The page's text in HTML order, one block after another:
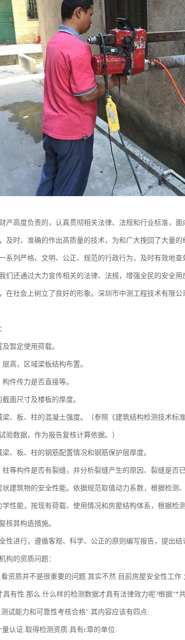
产高度负责的，认真贯彻相关法律、法规和行业标准，
及时、准确的作出高质量的技术，为和广大挽回了大量
系列严格、文明、公正、规范的行政行为，及时有效地
们还通过大力宣传相关的法律、法规，增强全民的安全
在社会上树立了良好的形象。深圳市中测工程技术有限
暂定使用荷载。
高，区域梁板结构布置。
件传力是否直接等。
面尺寸及楼板的厚度。
、板、柱的混凝土强度。（参照《建筑结构检测技术标
验数据，作为报告复核计算依据。）
、板、柱的钢筋配置情况和钢筋保护层厚度。
等构件是否有裂缝，并分析裂缝产生的原因、裂缝是否
建筑物的安全性能。依据规范取值动力系数，根据检测
性能，按现有荷载、使用情况和房屋结构体系，根据检
核其构造措施。
性进行，遵循客观、科学、公正的原则编写报告，提出结
的资质问题：
资质并不是很重要的问题.其实不然.目前房屋安全性工
有性.那么.什么样的检测数据才具有法律效力呢?根据“*
试能力和可靠性考核合格".其内容应该有四点:
认证.取得检测资质.具有c章的单位.